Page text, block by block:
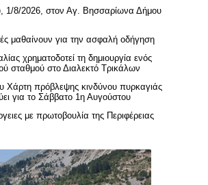
1/8/2026, στον Αγ. Βησσαρίωνα Δήμου
μαθαίνουν για την ασφαλή οδήγηση
χρηματοδοτεί τη δημιουργία ενός
σταθμού στο Διαλεκτό Τρικάλων
Χάρτη πρόβλεψης κινδύνου πυρκαγιάς
για το Σάββατο 1η Αυγούστου
με πρωτοβουλία της Περιφέρειας